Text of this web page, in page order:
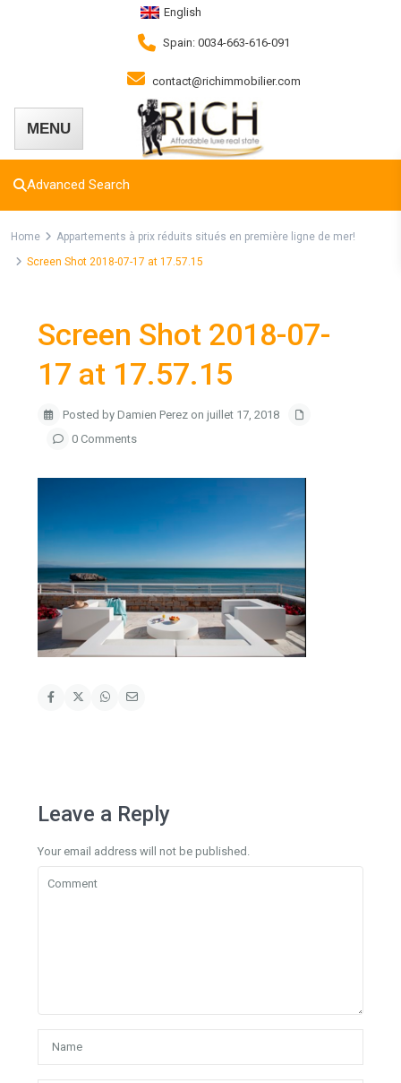
English
Spain: 0034-663-616-091
contact@richimmobilier.com
Advanced Search
Home
Appartements à prix réduits situés en première ligne de mer!
Screen Shot 2018-07-17 at 17.57.15
Screen Shot 2018-07-
17 at 17.57.15
Posted by Damien Perez on juillet 17, 2018
0 Comments
Leave a Reply
Your email address will not be published.